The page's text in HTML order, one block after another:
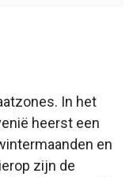
In het
heerst een
en
zijn de